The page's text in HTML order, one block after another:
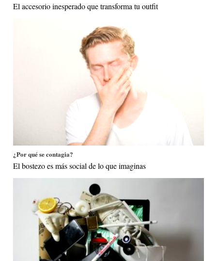
El accesorio inesperado que transforma tu outfit
¿Por qué se contagia?
El bostezo es más social de lo que imaginas